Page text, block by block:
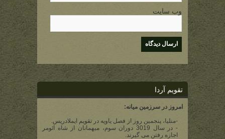
وب سایت
تقویم آردا
امروز در سرزمین میانه:
-منلیا، پنجمین روز از فصل یاویه در تقویم ایملادریس.
- در سال 3019 دوران سوم، میهمانان از شاه ائومر
اجازه رفتن می گیرند.